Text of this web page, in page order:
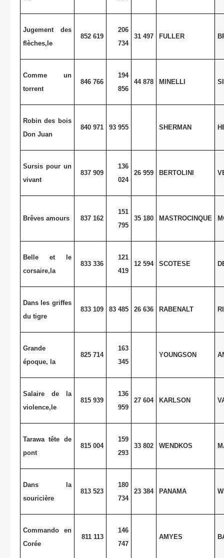
Jugement des
flèches,le
852 619
206
734
31 497 FULLER
Comme un
torrent
846 766
194
856
44 878 MINELLI
Robin des bois
Don Juan
840 971 93 955 SHERMAN
Sursis pour un
vivant
837 909
136
024
26 959 BERTOLINI
Brêves amours 837 162
151
795
35 180 MASTROCINQUE
Belle et le
corsaire,la
833 336
121
419
12 594 SCOTESE
Dans les griffes
du tigre
833 109 83 485 26 636 RABENALT
Grande
époque, la
825 714
163
345
YOUNGSON
Salaire de la
violence,le
815 939
136
959
27 604 KARLSON
Tarawa tête de
pont
815 004
159
293
33 802 WENDKOS
Dans la
souricière
813 523
180
734
23 384 PANAMA
Commando en
Corée
811 113
146
747
AMYES